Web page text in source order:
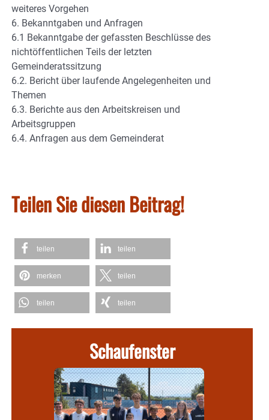
weiteres Vorgehen
6. Bekanntgaben und Anfragen
6.1 Bekanntgabe der gefassten Beschlüsse des
nichtöffentlichen Teils der letzten
Gemeinderatssitzung
6.2. Bericht über laufende Angelegenheiten und
Themen
6.3. Berichte aus den Arbeitskreisen und
Arbeitsgruppen
6.4. Anfragen aus dem Gemeinderat
Teilen Sie diesen Beitrag!
teilen teilen
merken teilen
teilen teilen
Schaufenster